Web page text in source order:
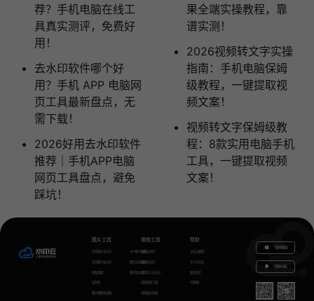
荐？手机电脑在线工
具真实测评，免费好
用！
去水印软件哪个好
用？手机 APP 电脑网
页工具最新盘点，无
需下载！
2026好用去水印软件
推荐｜手机APP电脑
网页工具盘点，避免
踩坑！
果全端实操教程，靠
谱实测！
2026视频转文字实操
指南：手机电脑保姆
级教程，一键提取视
频文案！
视频转文字保姆级教
程：8款实用电脑手机
工具，一键提取视频
文案！
图片工具
在线图片去水印
在线图片加水印
智能抠图
证件照
图片模糊变清晰
GIF图片生成
图片无损放大
图片转文字
视频工具
视频去水印
视频加水印
视频怎么去水印
视频提取下载
视频格式转换
帮助
水印云教程
关于水印云
联系我们
代理推广
下载电脑版
下载移动端